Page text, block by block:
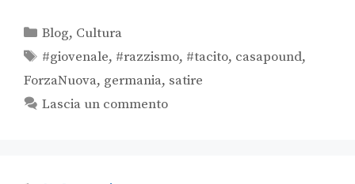
Blog, Cultura
#giovenale, #razzismo, #tacito, casapound,
ForzaNuova, germania, satire
Lascia un commento